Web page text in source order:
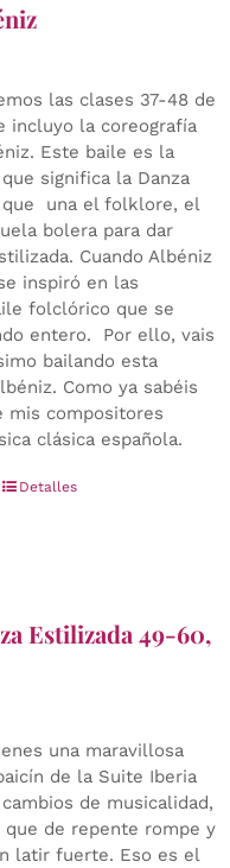
las clases 37-48 de
incluyo la coreografía
Este baile es la
significa la Danza
que una el folklore, el
bolera para dar
Cuando Albéniz
inspiró en las
folclórico que se
entero. Por ello, vais
bailando esta
Como ya sabéis
mis compositores
clásica española.
Detalles
Estilizada 49-60,
una maravillosa
de la Suite Iberia
de musicalidad,
que de repente rompe y
latir fuerte. Eso es el